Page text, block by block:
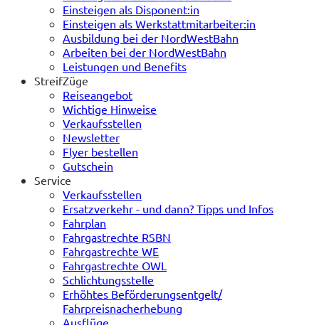
Einsteigen als Disponent:in
Einsteigen als Werkstattmitarbeiter:in
Ausbildung bei der NordWestBahn
Arbeiten bei der NordWestBahn
Leistungen und Benefits
StreifZüge
Reiseangebot
Wichtige Hinweise
Verkaufsstellen
Newsletter
Flyer bestellen
Gutschein
Service
Verkaufsstellen
Ersatzverkehr - und dann? Tipps und Infos
Fahrplan
Fahrgastrechte RSBN
Fahrgastrechte WE
Fahrgastrechte OWL
Schlichtungsstelle
Erhöhtes Beförderungsentgelt/
Fahrpreisnacherhebung
Ausflüge